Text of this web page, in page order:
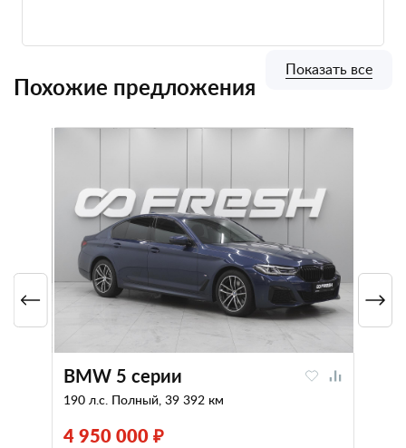
Похожие предложения
BMW 5 серии
190 л.с. Полный, 39 392 км
4 950 000 ₽
Показать все